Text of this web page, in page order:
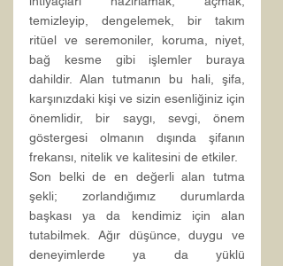
temizleyip, dengelemek, bir takım
ritüel ve seremoniler, koruma, niyet,
bağ kesme gibi işlemler buraya
dahildir. Alan tutmanın bu hali, şifa,
karşınızdaki kişi ve sizin esenliğiniz için
önemlidir, bir saygı, sevgi, önem
göstergesi olmanın dışında şifanın
frekansı, nitelik ve kalitesini de etkiler.
Son belki de en değerli alan tutma
şekli; zorlandığımız durumlarda
başkası ya da kendimiz için alan
tutabilmek. Ağır düşünce, duygu ve
deneyimlerde ya da yüklü